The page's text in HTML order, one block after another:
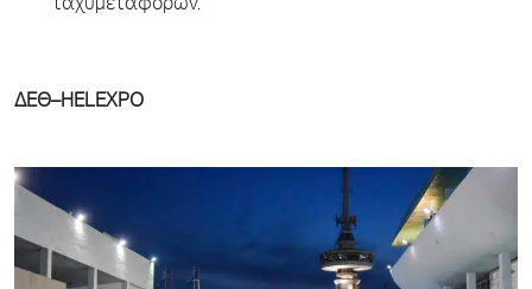
ταχυμεταφορών.
ΔΕΘ–HELEXPO